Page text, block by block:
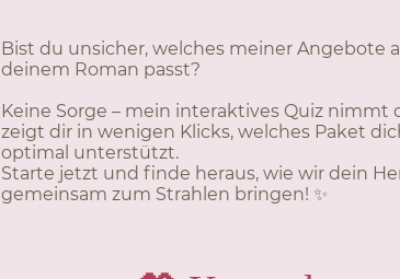
Bist du unsicher, welches meiner Angebote
deinem Roman passt?
Keine Sorge – mein interaktives Quiz nimmt
zeigt dir in wenigen Klicks, welches Paket
optimal unterstützt.
Starte jetzt und finde heraus, wie wir dein
gemeinsam zum Strahlen bringen! ✨